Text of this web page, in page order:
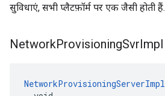
सुविधाएं, सभी प्लैटफ़ॉर्म पर एक जैसी होती हैं.
NetworkProvisioningSvrImpl
NetworkProvisioningServerImpl